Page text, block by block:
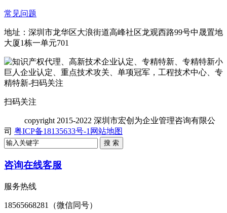
常见问题
地址：深圳市龙华区大浪街道高峰社区龙观西路99号中晟置地
大厦1栋一单元701
扫码关注
copyright 2015-2022 深圳市宏创为企业管理咨询有限公
司 粤ICP备18135633号-1 网站地图
咨询在线客服
服务热线
18565668281（微信同号）